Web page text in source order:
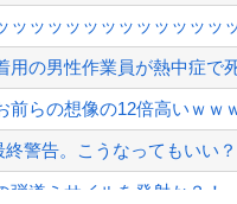
ッッッッッッッッッッッッ
用の男性作業員が熱中症
前らの想像の12倍高いｗｗ
警告。こうなってもいい？
道ミサイルを発射か？！